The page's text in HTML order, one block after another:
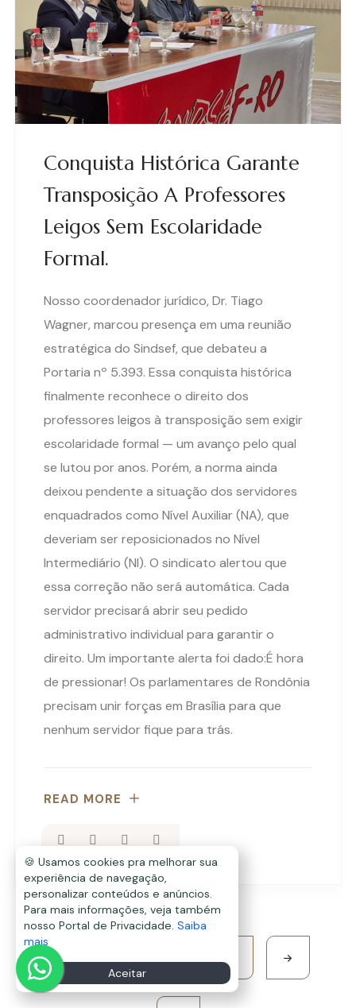
Conquista Histórica Garante
Transposição A Professores
Leigos Sem Escolaridade
Formal.
Nosso coordenador jurídico, Dr. Tiago
Wagner, marcou presença em uma reunião
estratégica do Sindsef, que debateu a
Portaria nº 5.393. Essa conquista histórica
finalmente reconhece o direito dos
professores leigos à transposição sem exigir
escolaridade formal — um avanço pelo qual
se lutou por anos. Porém, a norma ainda
deixou pendente a situação dos servidores
enquadrados como Nível Auxiliar (NA), que
deveriam ser reposicionados no Nível
Intermediário (NI). O sindicato alertou que
essa correção não será automática. Cada
servidor precisará abrir seu pedido
administrativo individual para garantir o
direito. Um importante alerta foi dado:É hora
de pressionar! Os parlamentares de Rondônia
precisam unir forças em Brasília para que
nenhum servidor fique para trás.
READ MORE
1 2 3 4
🍪 Usamos cookies pra melhorar sua
experiência de navegação,
personalizar conteúdos e anúncios.
Para mais informações, veja também
nosso Portal de Privacidade. Saiba
mais
Aceitar